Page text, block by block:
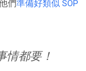
們準備好類似 SOP
情都要！